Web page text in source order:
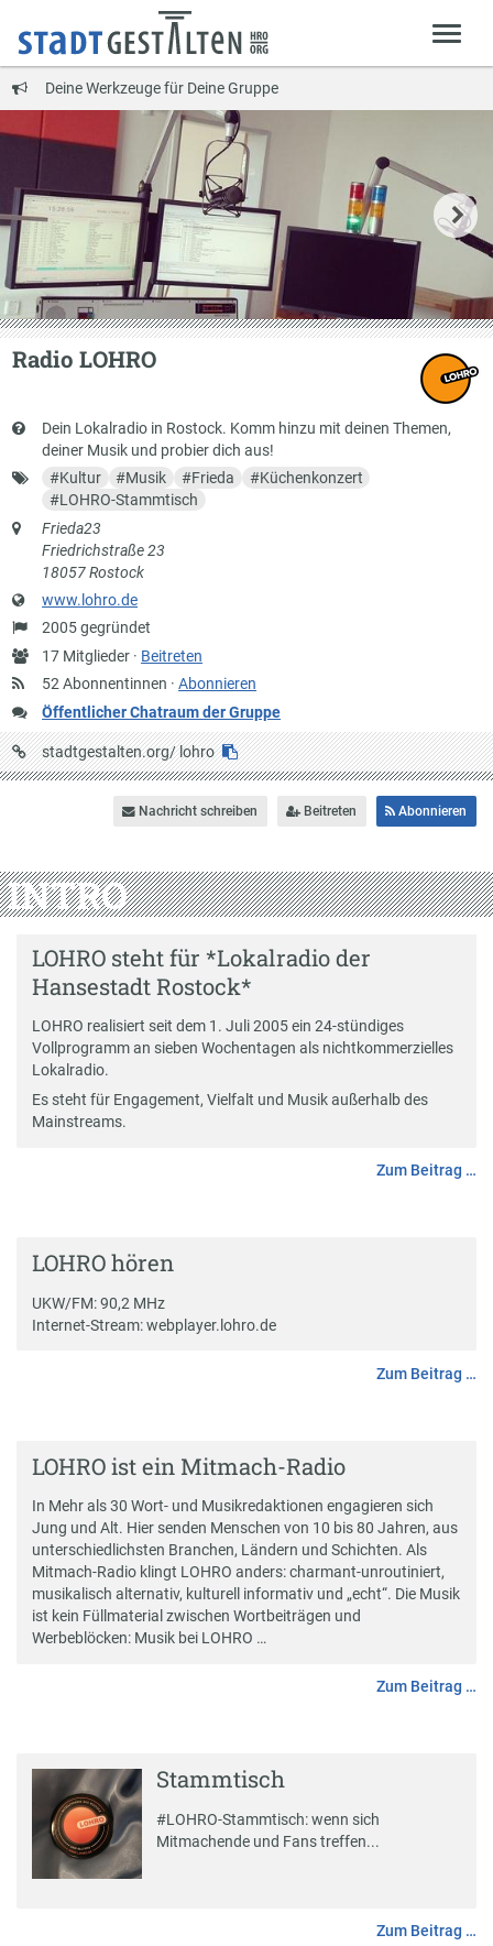
Deine Werkzeuge für Deine Gruppe
Radio LOHRO
Kurzbeschreibung
Dein Lokalradio in Rostock. Komm hinzu mit deinen Themen,
deiner Musik und probier dich aus!
Schlagworte
#Kultur #Musik #Frieda #Küchenkonzert
#LOHRO-Stammtisch
Anschrift
Frieda23
Friedrichstraße 23
18057 Rostock
Website
www.lohro.de
Gründung
2005 gegründet
Anzahl
Mitglieder
17 Mitglieder · Beitreten
52 Abonnentinnen ·Abonnieren
Öffentlicher Chatraum der Gruppe
URL
auf
stadtgestalten.org/ lohro
Nachricht schreiben Beitreten Abonnieren
INTRO
LOHRO steht für *Lokalradio der
Hansestadt Rostock*
LOHRO realisiert seit dem 1. Juli 2005 ein 24-stündiges
Vollprogramm an sieben Wochentagen als nichtkommerzielles
Lokalradio.
Es steht für Engagement, Vielfalt und Musik außerhalb des
Mainstreams.
Zum Beitrag …
LOHRO hören
UKW/FM: 90,2 MHz
Internet-Stream:webplayer.lohro.de
Zum Beitrag …
LOHRO ist ein Mitmach-Radio
In Mehr als 30 Wort- und Musikredaktionen engagieren sich
Jung und Alt. Hier senden Menschen von 10 bis 80 Jahren, aus
unterschiedlichsten Branchen, Ländern und Schichten. Als
Mitmach-Radio klingt LOHRO anders: charmant-unroutiniert,
musikalisch alternativ, kulturell informativ und „echt“. Die Musik
ist kein Füllmaterial zwischen Wortbeiträgen und
Werbeblöcken: Musik bei LOHRO …
Zum Beitrag …
Stammtisch
#LOHRO-Stammtisch: wenn sich
Mitmachende und Fans treffen...
Zum Beitrag …